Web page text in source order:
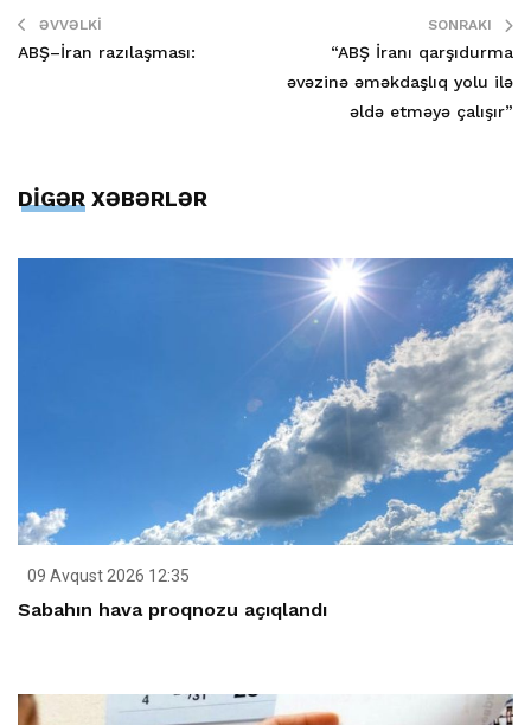
ƏVVƏLKI
ABŞ–İran razılaşması:
SONRAKI
“ABŞ İranı qarşıdurma
əvəzinə əməkdaşlıq yolu ilə
əldə etməyə çalışır”
DİGƏR XƏBƏRLƏR
09 Avqust 2026 12:35
Sabahın hava proqnozu açıqlandı